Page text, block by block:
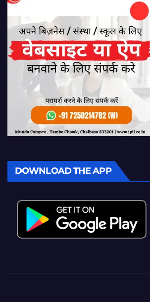
DOWNLOAD THE APP